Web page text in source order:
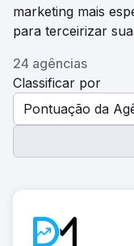
marketing mais
para terceirizar
24 agências
Classificar por
Pontuação da